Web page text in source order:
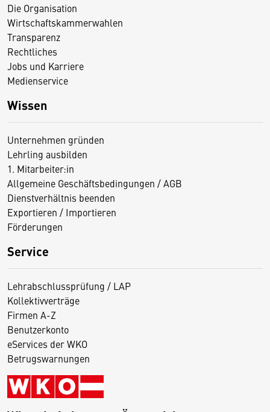
Die Organisation
Wirtschaftskammerwahlen
Transparenz
Rechtliches
Jobs und Karriere
Medienservice
Wissen
Unternehmen gründen
Lehrling ausbilden
1. Mitarbeiter:in
Allgemeine Geschäftsbedingungen / AGB
Dienstverhältnis beenden
Exportieren / Importieren
Förderungen
Service
Lehrabschlussprüfung / LAP
Kollektivverträge
Firmen A-Z
Benutzerkonto
eServices der WKO
Betrugswarnungen